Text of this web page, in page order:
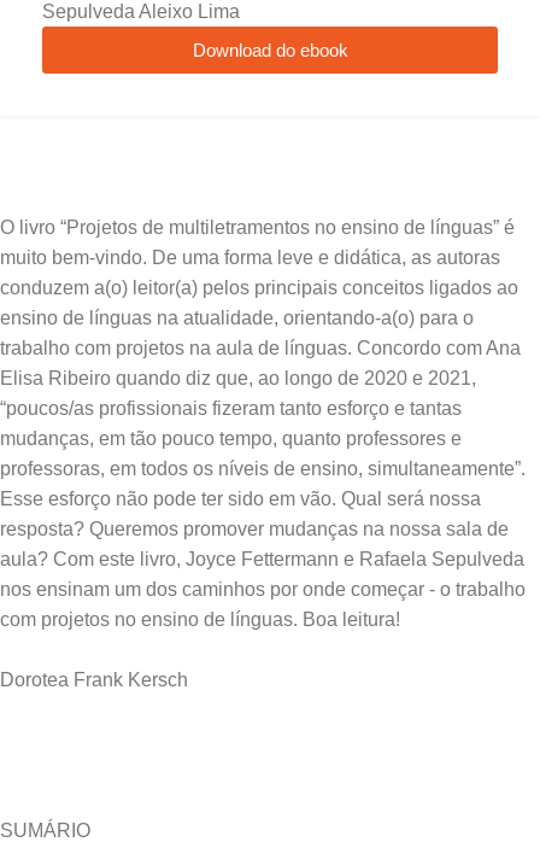
Sepulveda Aleixo Lima
Download do ebook
O livro “Projetos de multiletramentos no ensino de línguas” é
muito bem-vindo. De uma forma leve e didática, as autoras
conduzem a(o) leitor(a) pelos principais conceitos ligados ao
ensino de línguas na atualidade, orientando-a(o) para o
trabalho com projetos na aula de línguas. Concordo com Ana
Elisa Ribeiro quando diz que, ao longo de 2020 e 2021,
“poucos/as profissionais fizeram tanto esforço e tantas
mudanças, em tão pouco tempo, quanto professores e
professoras, em todos os níveis de ensino, simultaneamente”.
Esse esforço não pode ter sido em vão. Qual será nossa
resposta? Queremos promover mudanças na nossa sala de
aula? Com este livro, Joyce Fettermann e Rafaela Sepulveda
nos ensinam um dos caminhos por onde começar - o trabalho
com projetos no ensino de línguas. Boa leitura!
Dorotea Frank Kersch
SUMÁRIO